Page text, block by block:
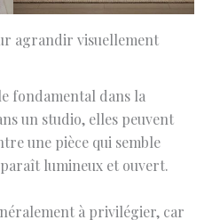
agrandir visuellement
fondamental dans la
un studio, elles peuvent
une pièce qui semble
lumineux et ouvert.
à privilégier, car